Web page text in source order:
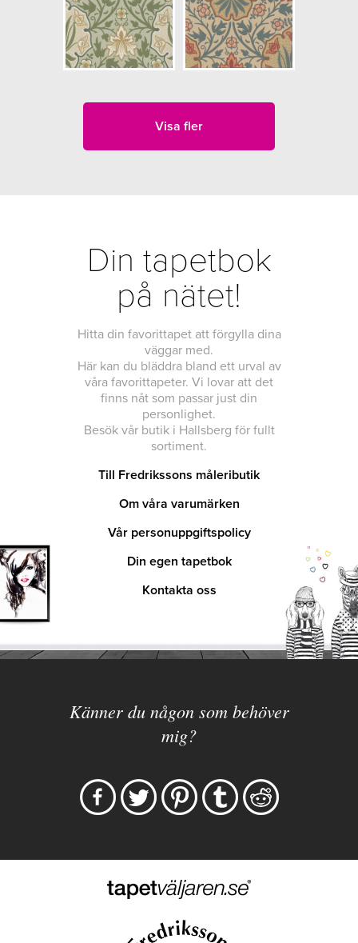
Visa fler
Din tapetbok
på nätet!
Hitta din favorittapet att förgylla dina
väggar med.
Här kan du bläddra bland ett urval av
våra favorittapeter. Vi lovar att det
finns nåt som passar just din
personlighet.
Besök vår butik i Hallsberg för fullt
sortiment.
Till Fredrikssons måleributik
Om våra varumärken
Vår personuppgiftspolicy
Din egen tapetbok
Kontakta oss
Känner du någon som behöver
mig?